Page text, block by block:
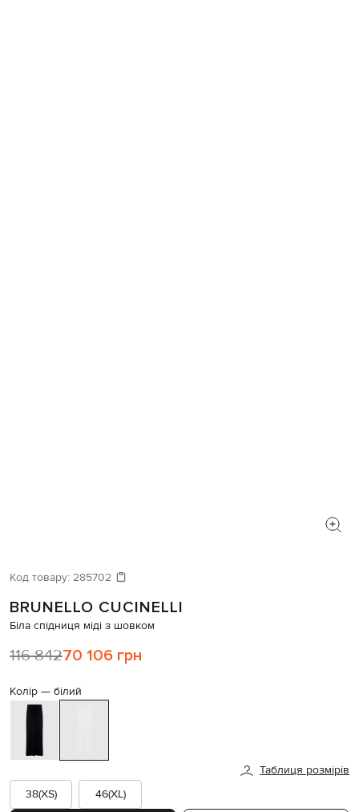
Код товару: 285702
BRUNELLO CUCINELLI
Біла спідниця міді з шовком
116 84270 106 грн
Колір — білий
Таблиця розмірів
38(XS)
46(XL)